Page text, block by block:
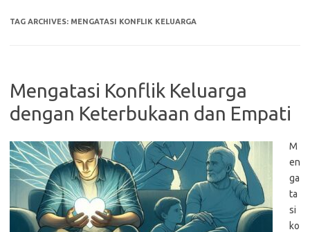
TAG ARCHIVES: MENGATASI KONFLIK KELUARGA
Mengatasi Konflik Keluarga
dengan Keterbukaan dan Empati
M
en
ga
ta
si
ko